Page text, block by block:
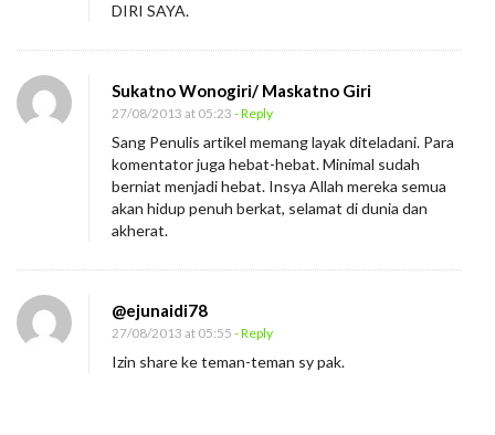
DIRI SAYA.
Sukatno Wonogiri/ Maskatno Giri
27/08/2013 at 05:23 - Reply
Sang Penulis artikel memang layak diteladani. Para
komentator juga hebat-hebat. Minimal sudah
berniat menjadi hebat. Insya Allah mereka semua
akan hidup penuh berkat, selamat di dunia dan
akherat.
@ejunaidi78
27/08/2013 at 05:55 - Reply
Izin share ke teman-teman sy pak.